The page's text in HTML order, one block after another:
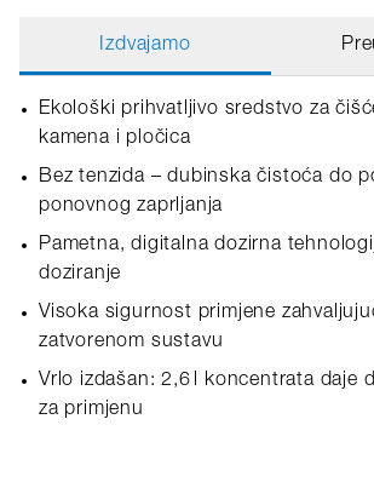
Izdvajamo
Ekološki prihvatljivo sredstvo za
kamena i pločica
Bez tenzida – dubinska čistoća do
ponovnog zaprljanja
Pametna, digitalna dozirna
doziranje
Visoka sigurnost primjene
zatvorenom sustavu
Vrlo izdašan: 2,6 l koncentrata daje
za primjenu